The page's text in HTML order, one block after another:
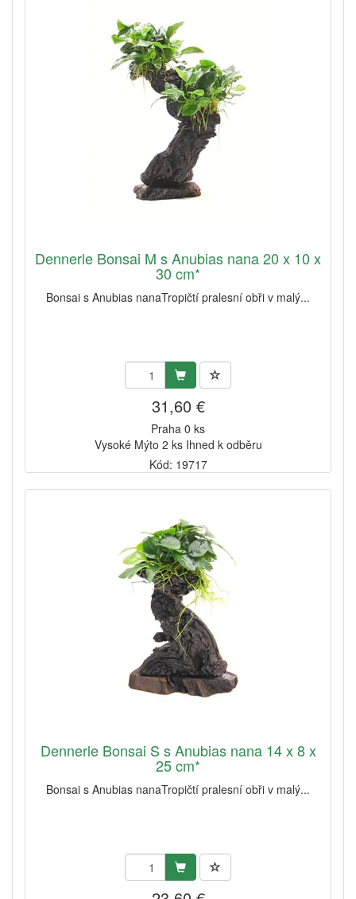
Dennerle Bonsai M s Anubias nana 20 x 10 x
30 cm*
Bonsai s Anubias nanaTropičtí pralesní obři v malý...
31,60 €
Praha 0 ks
Vysoké Mýto 2 ks Ihned k odběru
Kód: 19717
Dennerle Bonsai S s Anubias nana 14 x 8 x
25 cm*
Bonsai s Anubias nanaTropičtí pralesní obři v malý...